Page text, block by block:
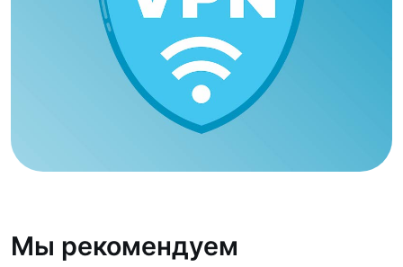
Мы рекомендуем